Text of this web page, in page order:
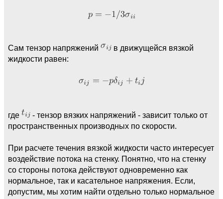
Сам тензор напряжений
в движущейся вязкой
жидкости равен:
где
- тензор вязких напряжений - зависит только от
пространственных производных по скорости.
При расчете течения вязкой жидкости часто интересует
воздействие потока на стенку. Понятно, что на стенку
со стороны потока действуют одновременно как
нормальное, так и касательное напряжения. Если,
допустим, мы хотим найти отдельно только нормальное